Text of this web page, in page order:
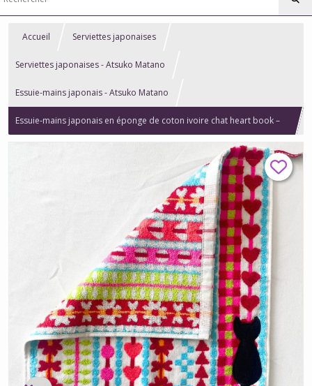
Accueil Serviettes japonaises
Serviettes japonaises - Atsuko Matano
Essuie-mains japonais - Atsuko Matano
Essuie-mains japonais en éponge de coton ivoire chat heart book –